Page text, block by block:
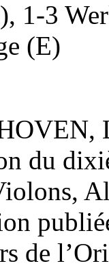
1-3
(E)
du
de